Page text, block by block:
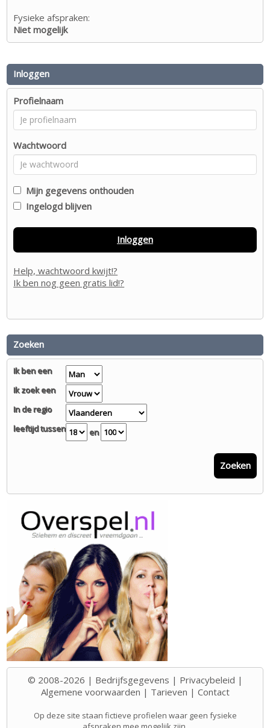
Fysieke afspraken:
Niet mogelijk
Inloggen
Profielnaam
Wachtwoord
Mijn gegevens onthouden
Ingelogd blijven
Inloggen
Help, wachtwoord kwijt!?
Ik ben nog geen gratis lid!?
Zoeken
Ik ben een
Ik zoek een
In de regio
leeftijd tussen
en
Zoeken
© 2008-2026 | Bedrijfsgegevens | Privacybeleid |
Algemene voorwaarden | Tarieven | Contact
Op deze site staan fictieve profielen waar geen fysieke